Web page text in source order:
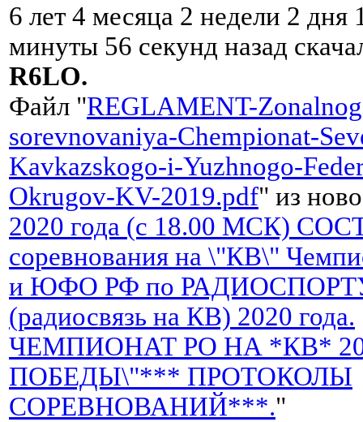
6 лет 4 месяца 2 недели 2 дня
минуты 56 секунд назад
R6LO.
Файл "REGLAMENT-
sorevnovaniya-Chempionat-
Kavkazskogo-i-Yuzhnogo-
Okrugov-KV-2019.pdf" из
2020 года (c 18.00 МСК)
соревнования на \"КВ\"
и ЮФО РФ по
(радиосвязь на КВ) 2020 года.
ЧЕМПИОНАТ РО НА *КВ*
ПОБЕДЫ\"*** ПРОТОКОЛЫ
СОРЕВНОВАНИЙ***."